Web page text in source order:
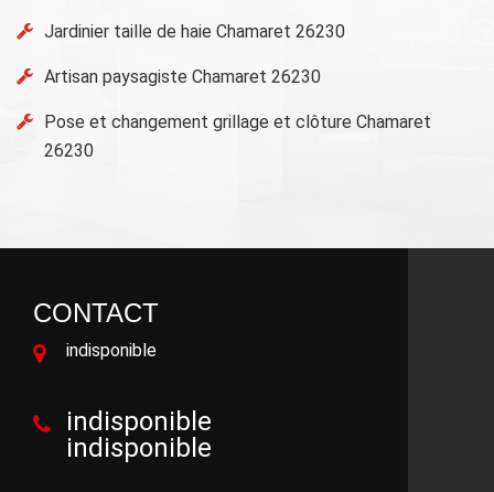
Jardinier taille de haie Chamaret 26230
Artisan paysagiste Chamaret 26230
Pose et changement grillage et clôture Chamaret
26230
CONTACT
indisponible
indisponible
indisponible